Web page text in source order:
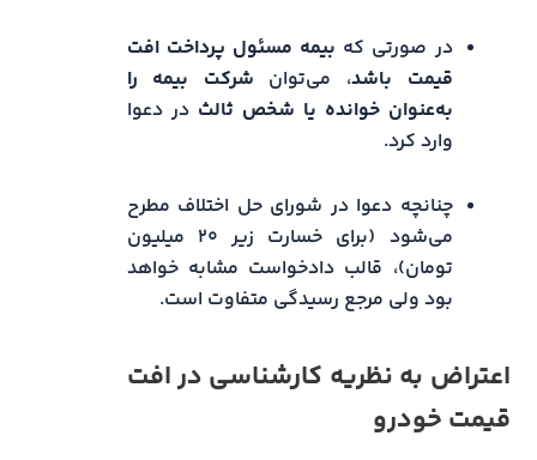
در صورتی که بیمه مسئول پرداخت افت
قیمت باشد، می‌توان شرکت بیمه را
به‌عنوان خوانده یا شخص ثالث در دعوا
وارد کرد.
چنانچه دعوا در شورای حل اختلاف مطرح
می‌شود (برای خسارت زیر ۲۰ میلیون
تومان)، قالب دادخواست مشابه خواهد
بود ولی مرجع رسیدگی متفاوت است.
اعتراض به نظریه کارشناسی در افت
قیمت خودرو